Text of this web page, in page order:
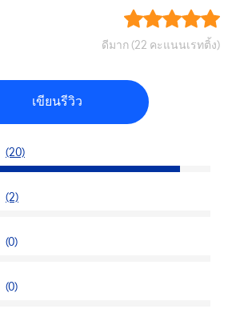
ดีมาก (22 คะแนนเรทติ้ง)
เขียนรีวิว
(20)
(2)
(0)
(0)